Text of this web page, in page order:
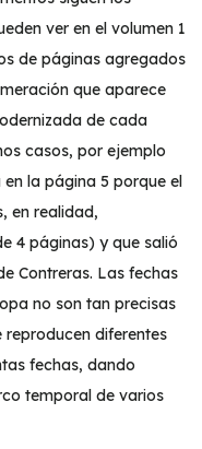
ver en el volumen 1
de páginas agregados
que aparece
de cada
casos, por ejemplo
la página 5 porque el
en realidad,
4 páginas) y que salió
Contreras. Las fechas
no son tan precisas
diferentes
fechas, dando
temporal de varios